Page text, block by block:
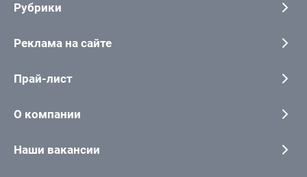
Рубрики
Реклама на сайте
Прай-лист
О компании
Наши вакансии